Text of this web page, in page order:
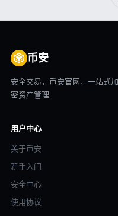
币安
安全交易，币安官网，一站式加
密资产管理
用户中心
关于币安
新手入门
安全中心
使用协议